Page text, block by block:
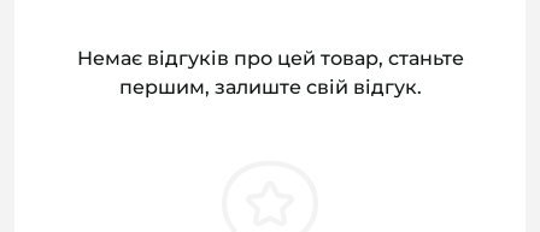
Немає відгуків про цей товар, станьте
першим, залиште свій відгук.